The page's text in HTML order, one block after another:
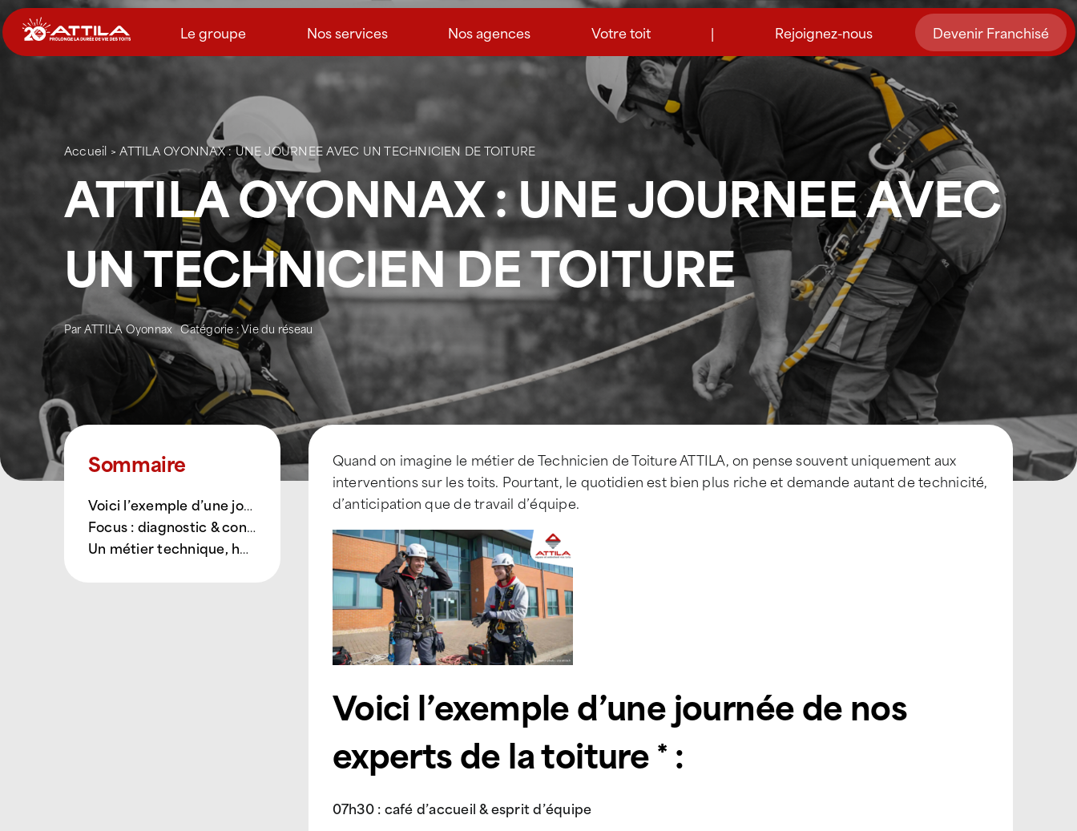
Passer
au
contenu
Le groupe Nos services Nos agences Votre toit | Rejoignez-nous Devenir Franchisé
Accueil >ATTILA OYONNAX : UNE JOURNEE AVEC UN TECHNICIEN DE TOITURE
ATTILA OYONNAX : UNE JOURNEE AVEC
UN TECHNICIEN DE TOITURE
ParATTILA Oyonnax Catégorie :Vie du réseau
Sommaire
Voici l’exemple d’une journée de nos experts de la toiture * :
Focus : diagnostic & conseils
Un métier technique, humain et engagé
Quand on imagine le métier de Technicien de Toiture ATTILA, on pense souvent uniquement aux
interventions sur les toits. Pourtant, le quotidien est bien plus riche et demande autant de technicité,
d’anticipation que de travail d’équipe.
Voici l’exemple d’une journée de nos
experts de la toiture * :
07h30 : caféd’accueil & esprit d’équipe